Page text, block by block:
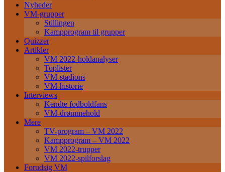
Nyheder
VM-grupper
Stillingen
Kampprogram til grupper
Quizzer
Artikler
VM 2022-holdanalyser
Toplister
VM-stadions
VM-historie
Interviews
Kendte fodboldfans
VM-drømmehold
Mere
TV-program – VM 2022
Kampprogram – VM 2022
VM 2022-trupper
VM 2022-spilforslag
Forudsig VM